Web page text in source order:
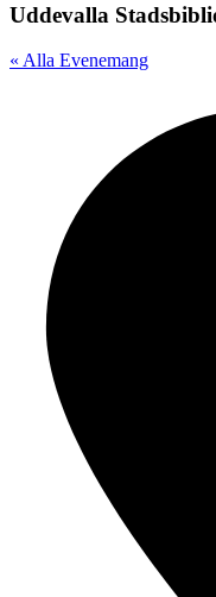
Uddevalla
« Alla Evenemang